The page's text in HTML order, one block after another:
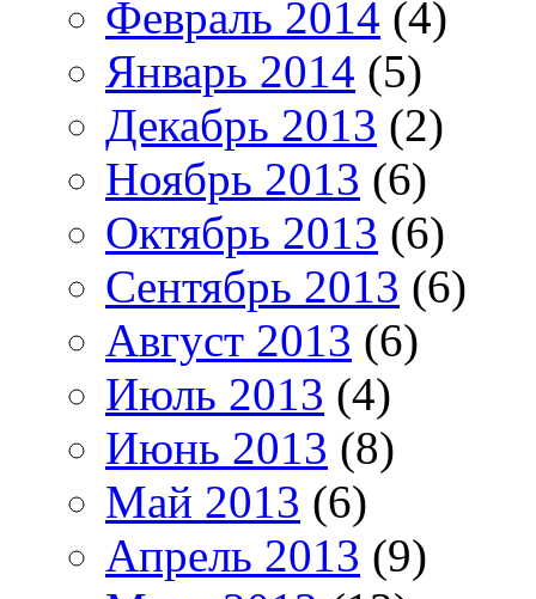
Февраль 2014 (4)
Январь 2014 (5)
Декабрь 2013 (2)
Ноябрь 2013 (6)
Октябрь 2013 (6)
Сентябрь 2013 (6)
Август 2013 (6)
Июль 2013 (4)
Июнь 2013 (8)
Май 2013 (6)
Апрель 2013 (9)